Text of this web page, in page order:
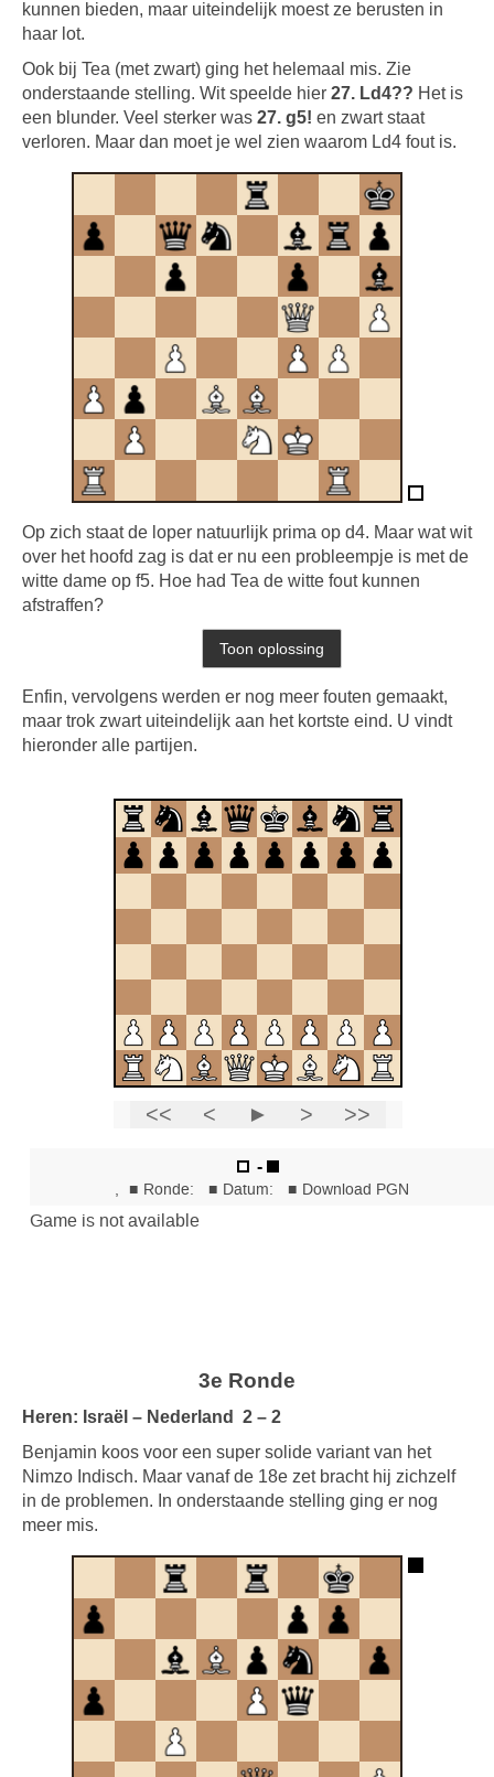
kunnen bieden, maar uiteindelijk moest ze berusten in
haar lot.
Ook bij Tea (met zwart) ging het helemaal mis. Zie
onderstaande stelling. Wit speelde hier 27. Ld4?? Het is
een blunder. Veel sterker was 27. g5! en zwart staat
verloren. Maar dan moet je wel zien waarom Ld4 fout is.
Op zich staat de loper natuurlijk prima op d4. Maar wat wit
over het hoofd zag is dat er nu een probleempje is met de
witte dame op f5. Hoe had Tea de witte fout kunnen
afstraffen?
Enfin, vervolgens werden er nog meer fouten gemaakt,
maar trok zwart uiteindelijk aan het kortste eind. U vindt
hieronder alle partijen.
3e Ronde
Heren: Israël – Nederland 2 – 2
Benjamin koos voor een super solide variant van het
Nimzo Indisch. Maar vanaf de 18e zet bracht hij zichzelf
in de problemen. In onderstaande stelling ging er nog
meer mis.